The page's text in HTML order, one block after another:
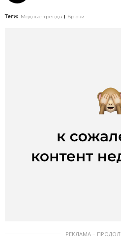
Теги: Модные тренды Брюки
РЕКЛАМА –